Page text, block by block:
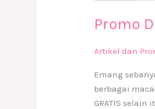
Promo
Artikel dan
Emang
berbagai
GRATIS